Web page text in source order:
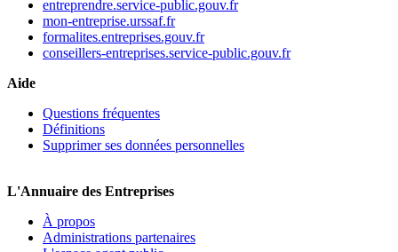
entreprendre.service-public.gouv.fr
mon-entreprise.urssaf.fr
formalites.entreprises.gouv.fr
conseillers-entreprises.service-public.gouv.fr
Aide
Questions fréquentes
Définitions
Supprimer ses données personnelles
L'Annuaire des Entreprises
À propos
Administrations partenaires